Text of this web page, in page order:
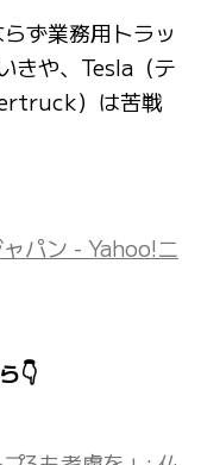
ず業務用トラッ
きや、Tesla（テ
）は苦戦
パン - Yahoo!ニ
👇